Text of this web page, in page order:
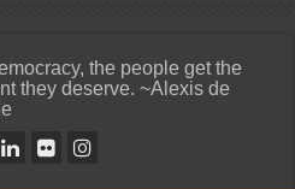
the people get the
they deserve. ~Alexis de